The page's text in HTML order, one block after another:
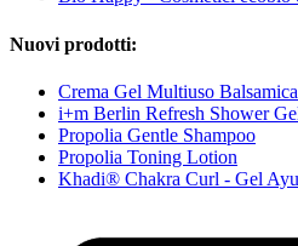
Nuovi prodotti:
Crema Gel Multiuso
i+m Berlin Refresh Shower
Propolia Gentle Shampoo
Propolia Toning Lotion
Khadi® Chakra Curl - Gel